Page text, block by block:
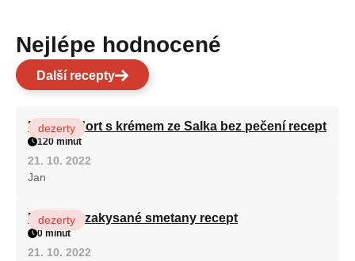
Nejlépe hodnocené
Další recepty
Patrový dort s krémem ze Salka bez pečení recept
dezerty
120 minut
21. 10. 2022
Jan
Fánky ze zakysané smetany recept
dezerty
0 minut
21. 10. 2022